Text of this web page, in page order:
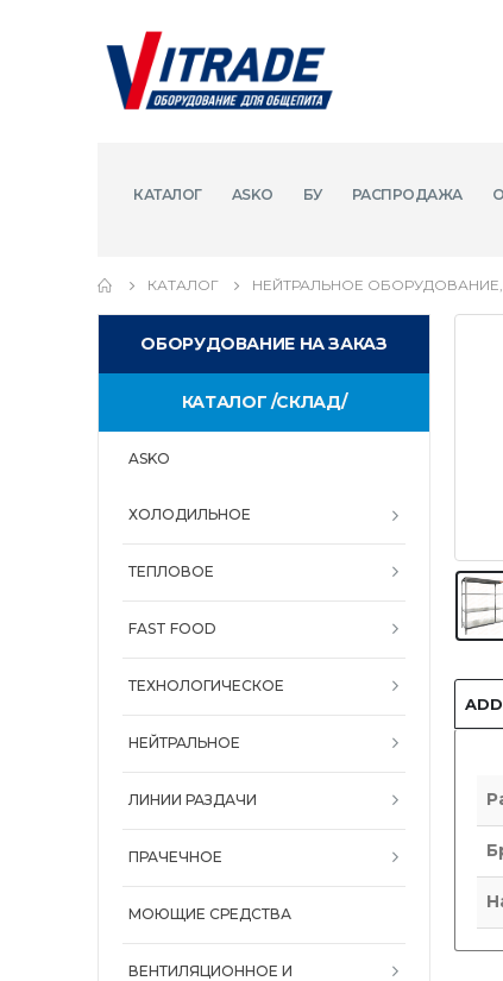
КАТАЛОГ ASKO БУ РАСПРОДАЖА
КАТАЛОГ НЕЙТРАЛЬНОЕ ОБОРУДОВАНИЕ
ОБОРУДОВАНИЕ НА ЗАКАЗ
КАТАЛОГ /СКЛАД/
ASKO
ХОЛОДИЛЬНОЕ
ТЕПЛОВОЕ
FAST FOOD
ТЕХНОЛОГИЧЕСКОЕ
НЕЙТРАЛЬНОЕ
ЛИНИИ РАЗДАЧИ
ПРАЧЕЧНОЕ
МОЮЩИЕ СРЕДСТВА
ВЕНТИЛЯЦИОННОЕ И